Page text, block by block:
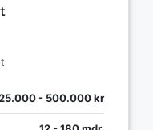
- 500.000 kr